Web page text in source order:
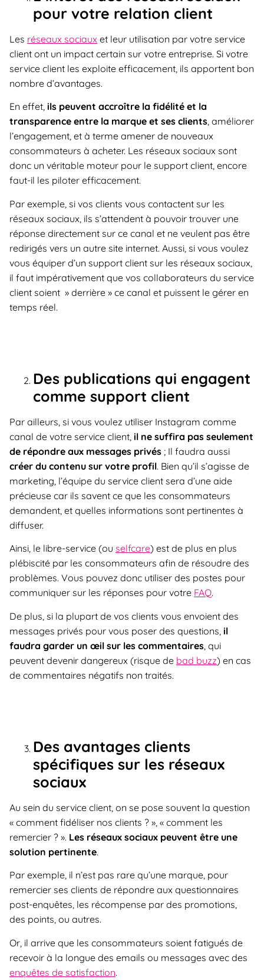
pour votre relation client
Les réseaux sociaux et leur utilisation par votre service
client ont un impact certain sur votre entreprise. Si votre
service client les exploite efficacement, ils apportent bon
nombre d’avantages.
En effet, ils peuvent accroître la fidélité et la
transparence entre la marque et ses clients, améliorer
l’engagement, et à terme amener de nouveaux
consommateurs à acheter. Les réseaux sociaux sont
donc un véritable moteur pour le support client, encore
faut-il les piloter efficacement.
Par exemple, si vos clients vous contactent sur les
réseaux sociaux, ils s’attendent à pouvoir trouver une
réponse directement sur ce canal et ne veulent pas être
redirigés vers un autre site internet. Aussi, si vous voulez
vous équiper d’un support client sur les réseaux sociaux,
il faut impérativement que vos collaborateurs du service
client soient » derrière » ce canal et puissent le gérer en
temps réel.
Des publications qui engagent
comme support client
Par ailleurs, si vous voulez utiliser Instagram comme
canal de votre service client, il ne suffira pas seulement
de répondre aux messages privés ; Il faudra aussi
créer du contenu sur votre profil. Bien qu’il s’agisse de
marketing, l’équipe du service client sera d’une aide
précieuse car ils savent ce que les consommateurs
demandent, et quelles informations sont pertinentes à
diffuser.
Ainsi, le libre-service (ou selfcare) est de plus en plus
plébiscité par les consommateurs afin de résoudre des
problèmes. Vous pouvez donc utiliser des postes pour
communiquer sur les réponses pour votre FAQ.
De plus, si la plupart de vos clients vous envoient des
messages privés pour vous poser des questions, il
faudra garder un œil sur les commentaires , qui
peuvent devenir dangereux (risque de bad buzz) en cas
de commentaires négatifs non traités.
Des avantages clients
spécifiques sur les réseaux
sociaux
Au sein du service client, on se pose souvent la question
« comment fidéliser nos clients ? », « comment les
remercier ? ». Les réseaux sociaux peuvent être une
solution pertinente.
Par exemple, il n’est pas rare qu’une marque, pour
remercier ses clients de répondre aux questionnaires
post-enquêtes, les récompense par des promotions,
des points, ou autres.
Or, il arrive que les consommateurs soient fatigués de
recevoir à la longue des emails ou messages avec des
enquêtes de satisfaction.